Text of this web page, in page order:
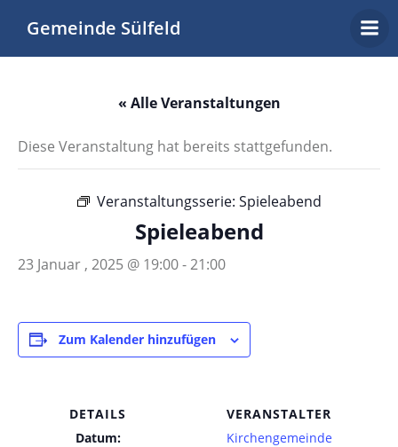
springen
Gemeinde Sülfeld
« Alle Veranstaltungen
Diese Veranstaltung hat bereits stattgefunden.
Veranstaltungsserie: Spieleabend
Spieleabend
23 Januar , 2025 @ 19:00-21:00
Zum Kalender hinzufügen
DETAILS
Datum:
VERANSTALTER
Kirchengemeinde